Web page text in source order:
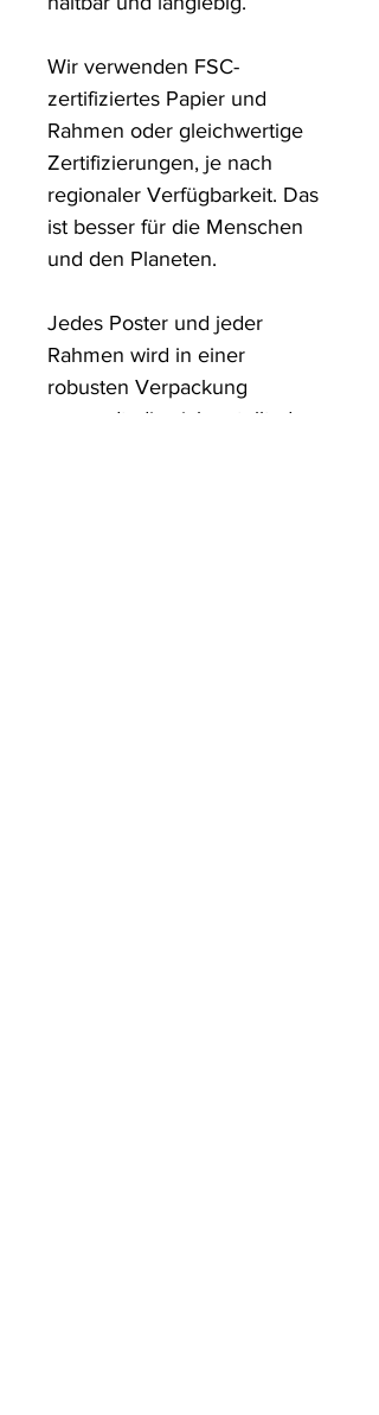
Wir verwenden FSC-
zertifiziertes Papier und
Rahmen oder gleichwertige
Zertifizierungen, je nach
regionaler Verfügbarkeit. Das
ist besser für die Menschen
und den Planeten.
Jedes Poster und jeder
Rahmen wird in einer
robusten Verpackung
versandt, die sicherstellt, dass